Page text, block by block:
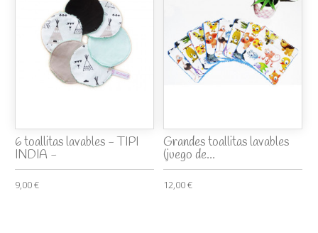
6 toallitas lavables - TIPI
INDIA -
9,00 €
Grandes toallitas lavables
(juego de...
12,00 €